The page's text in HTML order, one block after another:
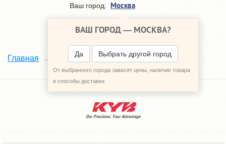
Ваш город: Москва
ВАШ ГОРОД — МОСКВА?
Да Выбрать другой город
От выбранного города зависят цены, наличие товара
и способы доставки
Главная Наши поставщики KYB